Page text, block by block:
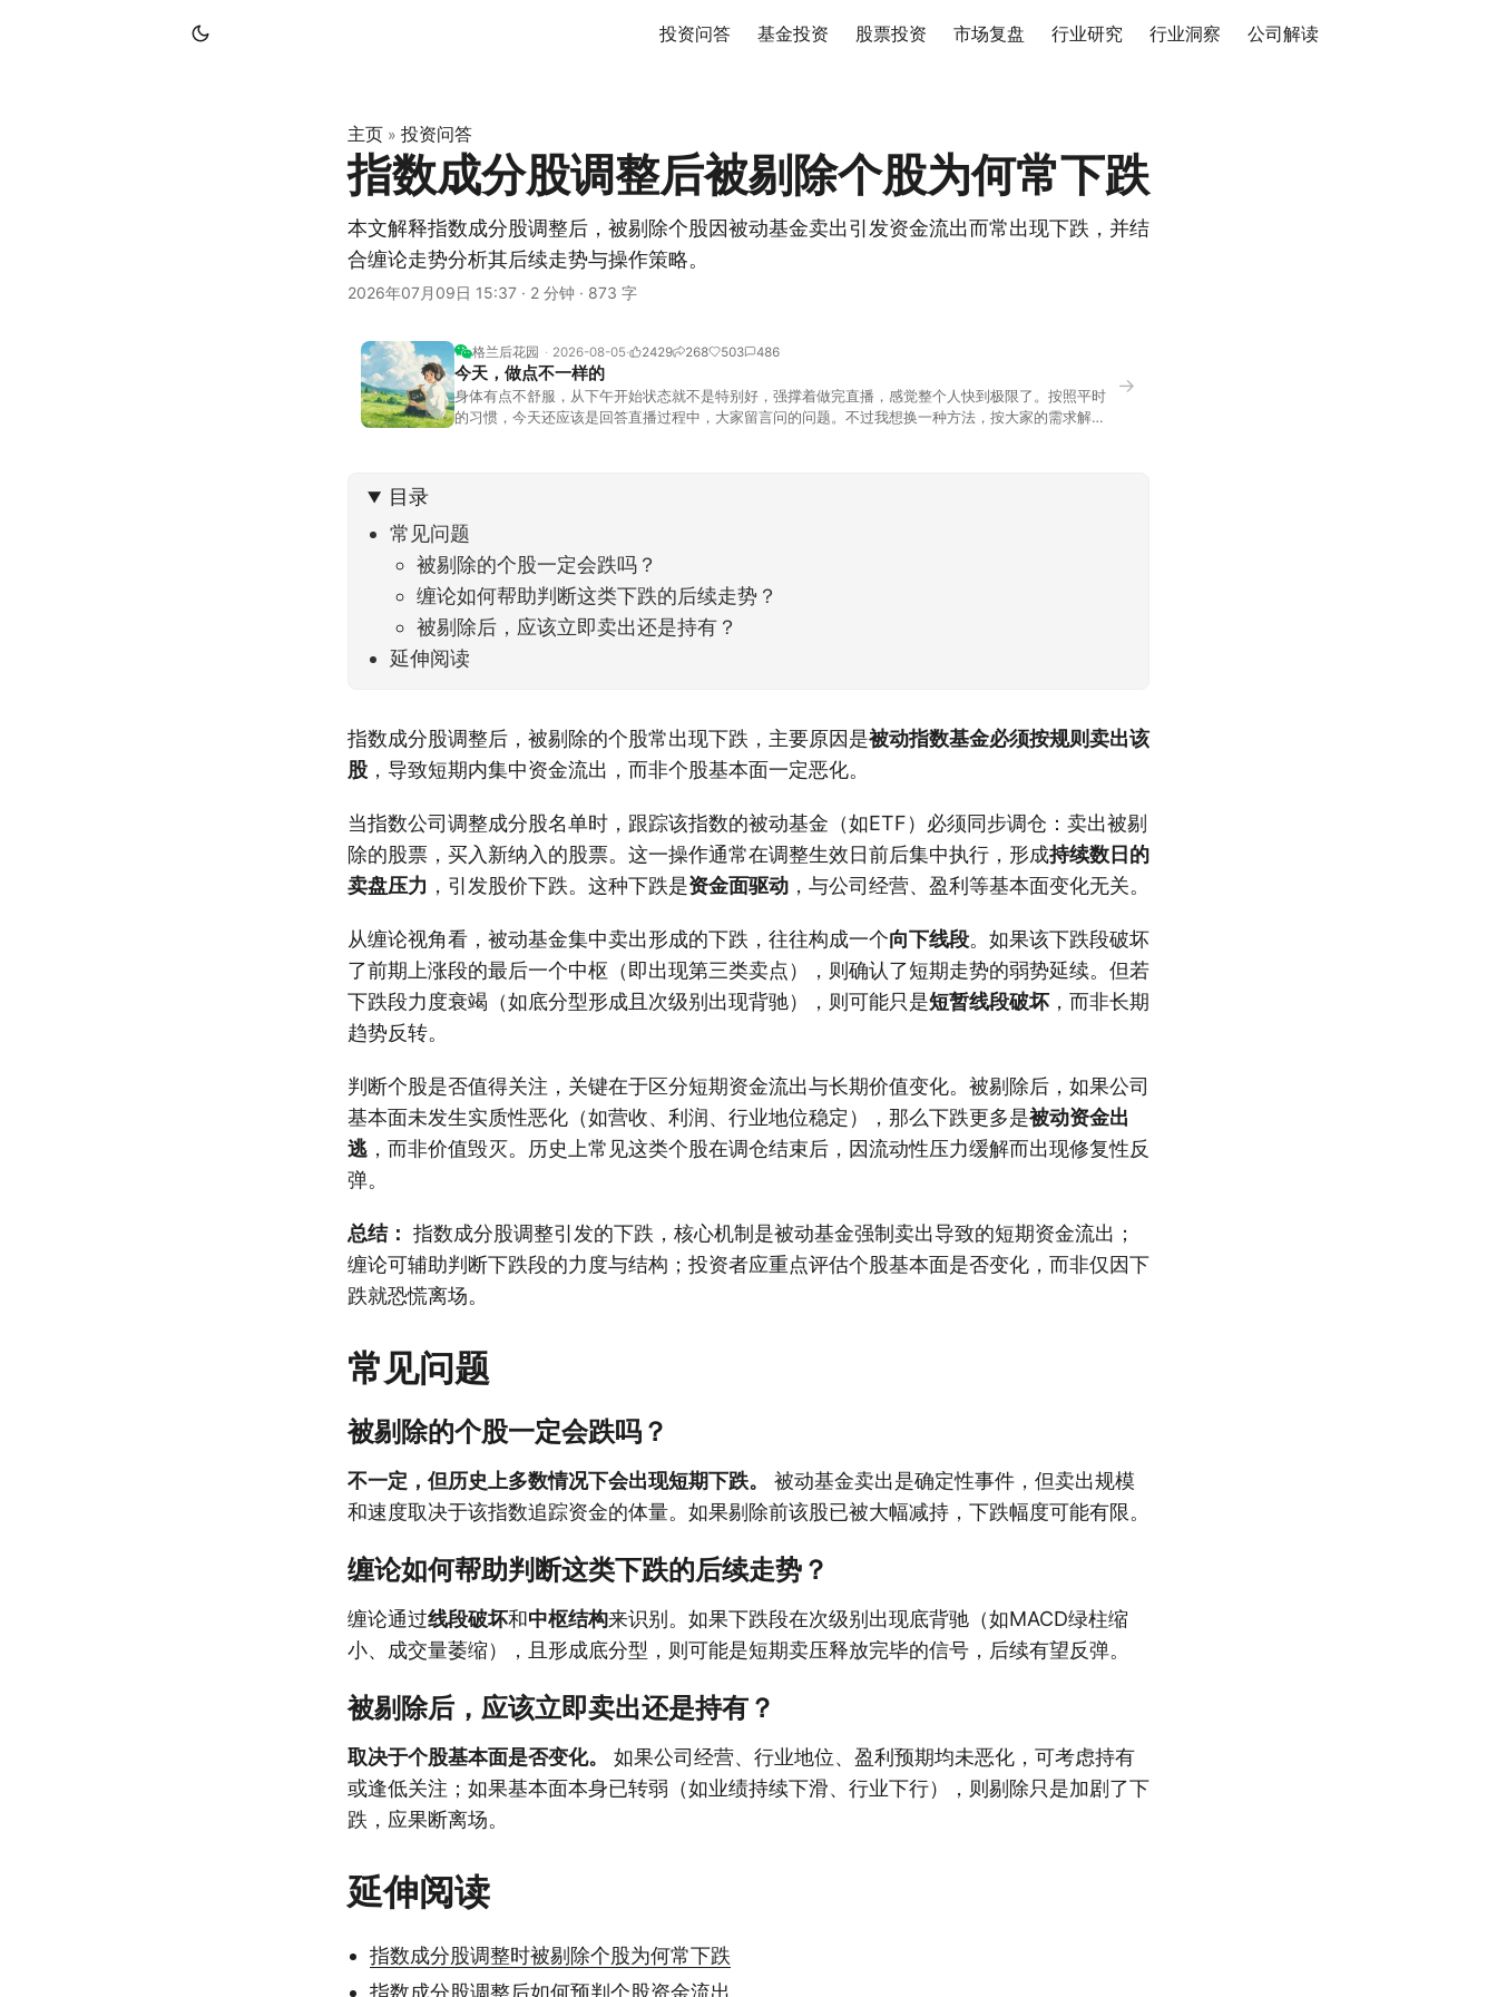
投资问答 基金投资 股票投资 市场复盘 行业研究 行业洞察 公司解读
主页 » 投资问答
指数成分股调整后被剔除个股为何常下跌
本文解释指数成分股调整后，被剔除个股因被动基金卖出引发资金流出而常出现下跌，并结
合缠论走势分析其后续走势与操作策略。
2026年07月09日 15:37 · 2 分钟 · 873 字
格兰后花园 2026-08-05 2429 268 503 486
今天，做点不一样的
身体有点不舒服，从下午开始状态就不是特别好，强撑着做完直播，感觉整个人快到极限了。按照平时
的习惯，今天还应该是回答直播过程中，大家留言问的问题。不过我想换一种方法，按大家的需求解
→
目录
常见问题
被剔除的个股一定会跌吗？
缠论如何帮助判断这类下跌的后续走势？
被剔除后，应该立即卖出还是持有？
延伸阅读
指数成分股调整后，被剔除的个股常出现下跌，主要原因是被动指数基金必须按规则卖出该
股 ，导致短期内集中资金流出，而非个股基本面一定恶化。
当指数公司调整成分股名单时，跟踪该指数的被动基金（如ETF）必须同步调仓：卖出被剔
除的股票，买入新纳入的股票。这一操作通常在调整生效日前后集中执行，形成持续数日的
卖盘压力 ，引发股价下跌。这种下跌是资金面驱动 ，与公司经营、盈利等基本面变化无关。
从缠论视角看，被动基金集中卖出形成的下跌，往往构成一个向下线段。如果该下跌段破坏
了前期上涨段的最后一个中枢（即出现第三类卖点），则确认了短期走势的弱势延续。但若
下跌段力度衰竭（如底分型形成且次级别出现背驰），则可能只是短暂线段破坏 ，而非长期
趋势反转。
判断个股是否值得关注，关键在于区分短期资金流出与长期价值变化。被剔除后，如果公司
基本面未发生实质性恶化（如营收、利润、行业地位稳定），那么下跌更多是被动资金出
逃 ，而非价值毁灭。历史上常见这类个股在调仓结束后，因流动性压力缓解而出现修复性反
弹。
总结： 指数成分股调整引发的下跌，核心机制是被动基金强制卖出导致的短期资金流出；
缠论可辅助判断下跌段的力度与结构；投资者应重点评估个股基本面是否变化，而非仅因下
跌就恐慌离场。
常见问题
被剔除的个股一定会跌吗？
不一定，但历史上多数情况下会出现短期下跌。
被动基金卖出是确定性事件，但卖出规模
和速度取决于该指数追踪资金的体量。如果剔除前该股已被大幅减持，下跌幅度可能有限。
缠论如何帮助判断这类下跌的后续走势？
缠论通过线段破坏和中枢结构来识别。如果下跌段在次级别出现底背驰（如MACD绿柱缩
小、成交量萎缩），且形成底分型，则可能是短期卖压释放完毕的信号，后续有望反弹。
被剔除后，应该立即卖出还是持有？
取决于个股基本面是否变化。
如果公司经营、行业地位、盈利预期均未恶化，可考虑持有
或逢低关注；如果基本面本身已转弱（如业绩持续下滑、行业下行），则剔除只是加剧了下
跌，应果断离场。
延伸阅读
指数成分股调整时被剔除个股为何常下跌
指数成分股调整后如何预判个股资金流出